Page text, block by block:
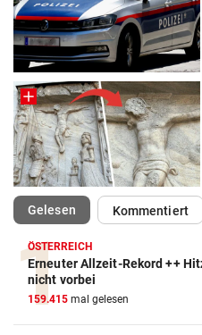
Gelesen(ausgewählt)Kommentiert
ÖSTERREICH
Erneuter Allzeit-Rekord ++
nicht vorbei
159.415 mal gelesen